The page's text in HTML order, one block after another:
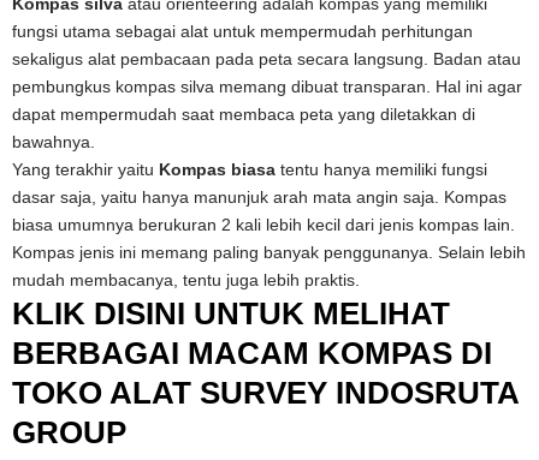
fungsi utama sebagai alat untuk mempermudah perhitungan
sekaligus alat pembacaan pada peta secara langsung. Badan atau
pembungkus kompas silva memang dibuat transparan. Hal ini agar
dapat mempermudah saat membaca peta yang diletakkan di
bawahnya.
Yang terakhir yaitu Kompas biasa tentu hanya memiliki fungsi
dasar saja, yaitu hanya manunjuk arah mata angin saja. Kompas
biasa umumnya berukuran 2 kali lebih kecil dari jenis kompas lain.
Kompas jenis ini memang paling banyak penggunanya. Selain lebih
mudah membacanya, tentu juga lebih praktis.
KLIK DISINI UNTUK MELIHAT
BERBAGAI MACAM KOMPAS DI
TOKO ALAT SURVEY INDOSRUTA
GROUP